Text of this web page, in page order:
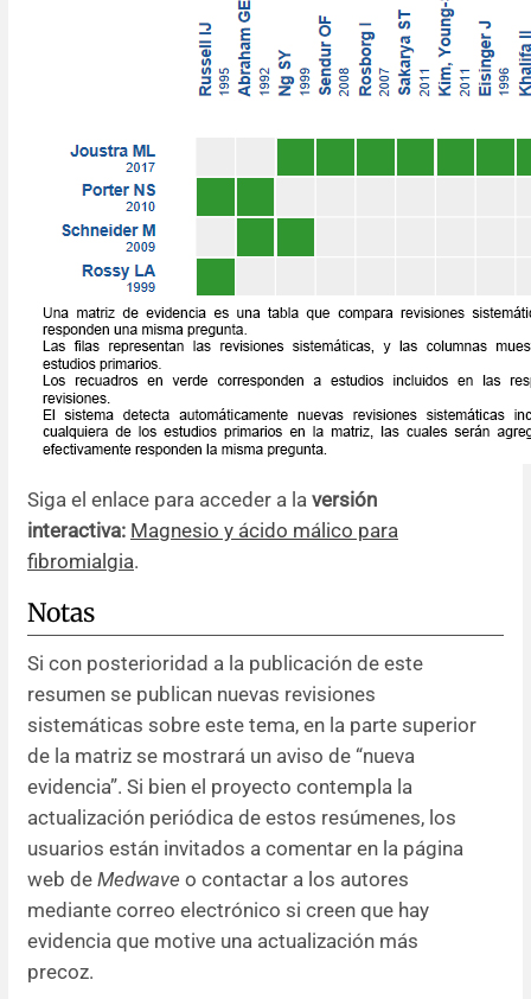
Siga el enlace para acceder a la versión
interactiva: Magnesio y ácido málico para
fibromialgia.
Notas
Si con posterioridad a la publicación de este
resumen se publican nuevas revisiones
sistemáticas sobre este tema, en la parte superior
de la matriz se mostrará un aviso de “nueva
evidencia”. Si bien el proyecto contempla la
actualización periódica de estos resúmenes, los
usuarios están invitados a comentar en la página
web de Medwave o contactar a los autores
mediante correo electrónico si creen que hay
evidencia que motive una actualización más
precoz.